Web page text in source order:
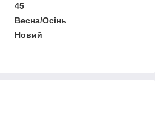
45
Весна/Осінь
Новий